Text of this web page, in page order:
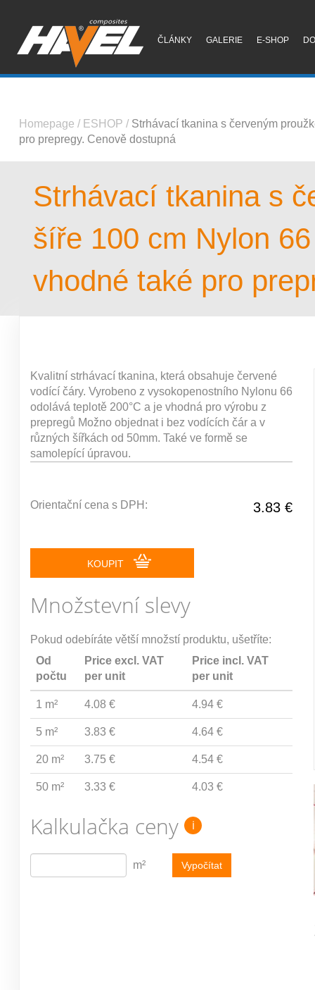
ČLÁNKY GALERIE E-SHOP
Homepage / ESHOP / Strhávací tkanina s červeným
pro prepregy. Cenově dostupná
Strhávací tkanina s
šíře 100 cm Nylon
vhodné také pro
Kvalitní strhávací tkanina, která obsahuje červené
vodící čáry. Vyrobeno z vysokopenostního Nylonu 66
odolává teplotě 200°C a je vhodná pro výrobu z
prepregů Možno objednat i bez vodících čár a v
různých šířkách od 50mm. Také ve formě se
samolepící úpravou.
3.83 €
Orientační cena s DPH:
KOUPIT
Množstevní slevy
Pokud odebíráte větší množstí produktu, ušetříte:
Od
počtu
Price excl. VAT
per unit
Price incl. VAT
per unit
1 m² 4.08 € 4.94 €
5 m² 3.83 € 4.64 €
20 m² 3.75 € 4.54 €
50 m² 3.33 € 4.03 €
Kalkulačka ceny i
m² Vypočítat